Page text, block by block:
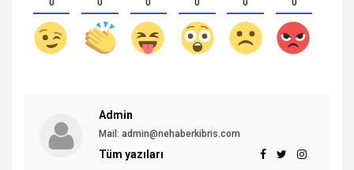
0 0 0 0 0 0
Admin
Mail: admin@nehaberkibris.com
Tüm yazıları